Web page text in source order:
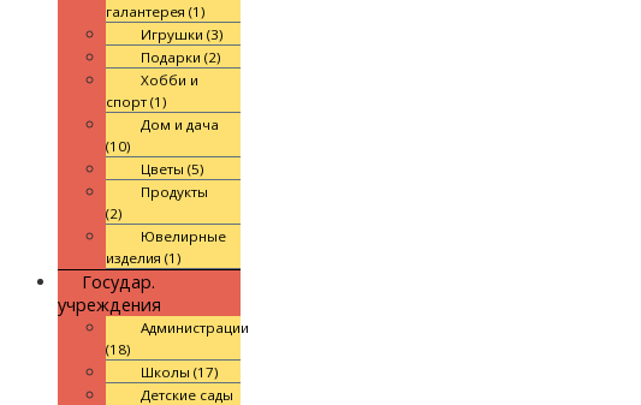
галантерея (1)
Игрушки (3)
Подарки (2)
Хобби и
спорт (1)
Дом и дача
(10)
Цветы (5)
Продукты
(2)
Ювелирные
изделия (1)
Государ.
учреждения
Администрации
(18)
Школы (17)
Детские сады